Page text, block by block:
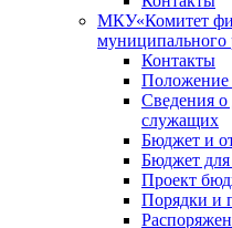
МКУ«Комитет
муниципального
Контакты
Положение
Сведения
служащих
Бюджет и
Бюджет для
Проект
Порядки и